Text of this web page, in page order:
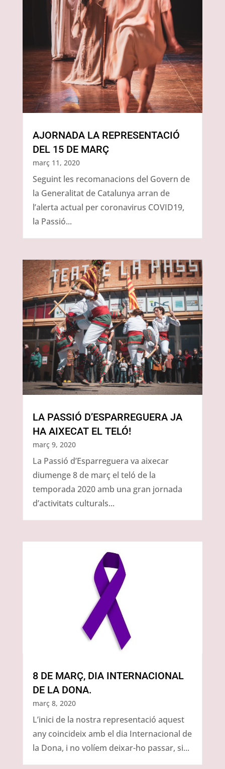
AJORNADA LA REPRESENTACIÓ
DEL 15 DE MARÇ
març 11, 2020
Seguint les recomanacions del Govern de
la Generalitat de Catalunya arran de
l’alerta actual per coronavirus COVID19,
la Passió...
LA PASSIÓ D’ESPARREGUERA JA
HA AIXECAT EL TELÓ!
març 9, 2020
La Passió d’Esparreguera va aixecar
diumenge 8 de març el teló de la
temporada 2020 amb una gran jornada
d’activitats culturals...
8 DE MARÇ, DIA INTERNACIONAL
DE LA DONA.
març 8, 2020
L’inici de la nostra representació aquest
any coincideix amb el dia Internacional de
la Dona, i no volíem deixar-ho passar, si...